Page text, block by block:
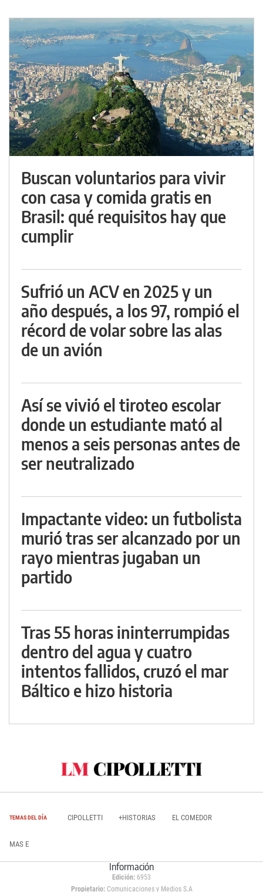
Buscan voluntarios para vivir
con casa y comida gratis en
Brasil: qué requisitos hay que
cumplir
Sufrió un ACV en 2025 y un
año después, a los 97, rompió el
récord de volar sobre las alas
de un avión
Así se vivió el tiroteo escolar
donde un estudiante mató al
menos a seis personas antes de
ser neutralizado
Impactante video: un futbolista
murió tras ser alcanzado por un
rayo mientras jugaban un
partido
Tras 55 horas ininterrumpidas
dentro del agua y cuatro
intentos fallidos, cruzó el mar
Báltico e hizo historia
TEMAS DEL DÍA CIPOLLETTI +HISTORIAS EL COMEDOR
MAS E
Información
Edición: 6953
Propietario:Comunicaciones y Medios S.A